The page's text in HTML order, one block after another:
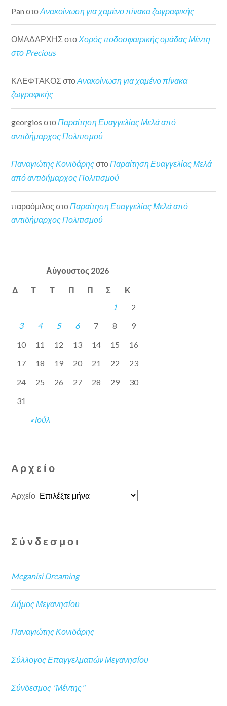
Pan στοΑνακοίνωση για χαμένο πίνακα ζωγραφικής
ΟΜΑΔΑΡΧΗΣ στο Χορός ποδοσφαιρικής ομάδας Μέντη
στο Precious
ΚΛΕΦΤΑΚΟΣ στοΑνακοίνωση για χαμένο πίνακα
ζωγραφικής
georgios στοΠαραίτηση Ευαγγελίας Μελά από
αντιδήμαρχος Πολιτισμού
Παναγιώτης ΚονιδάρηςστοΠαραίτηση Ευαγγελίας Μελά
από αντιδήμαρχος Πολιτισμού
παραόμιλος στο Παραίτηση Ευαγγελίας Μελά από
αντιδήμαρχος Πολιτισμού
Αύγουστος 2026
Δ Τ Τ Π Π Σ Κ
« Ιούλ
1
2
3
4 5 6 7 8
9
10
11 12 13 14 15
16
17
18 19 20 21 22
23
24
25 26 27 28 29
30
31
Αρχείο
Αρχείο
Σύνδεσμοι
Meganisi Dreaming
Δήμος Μεγανησίου
Παναγιώτης Κονιδάρης
Σύλλογος Επαγγελματιών Μεγανησίου
Σύνδεσμος "Μέντης"